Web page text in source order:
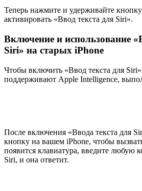
Теперь нажмите и удерживайте
активировать «Ввод текста для Siri».
Включение и использование
Siri» на старых iPhone
Чтобы включить «Ввод текста для
поддерживают Apple Intelligence,
После включения «Ввода текста для
кнопку на вашем iPhone, чтобы
появится клавиатура, введите любую
Siri, и она ответит.